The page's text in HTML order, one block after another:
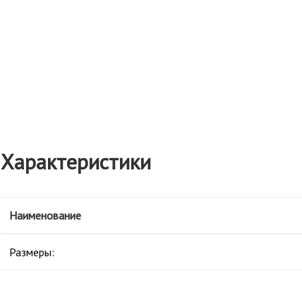
Характеристики
Наименование
Размеры: